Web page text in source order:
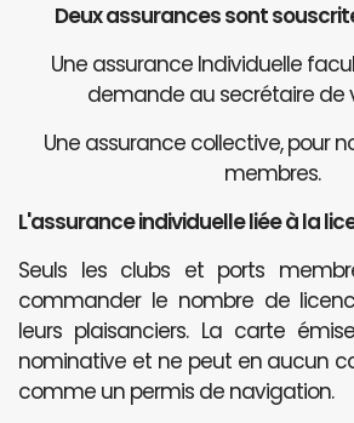
Deux assurances sont
Une assurance Individuelle
demande au secrétaire de
Une assurance collective, pour
membres.
L'assurance individuelle liée à la
Seuls les clubs et ports
commander le nombre de
leurs plaisanciers. La carte
nominative et ne peut en aucun
comme un permis de navigation.